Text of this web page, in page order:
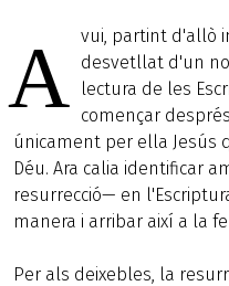
A vui, partint d'allò
desvetllat d'un
lectura de les
començar
únicament per ella Jesús
Déu. Ara calia identificar
resurrecció— en
manera i arribar així a la
Per als deixebles, la